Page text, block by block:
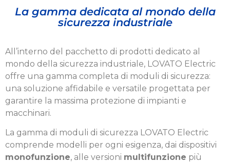
La gamma dedicata al mondo della
sicurezza industriale
All’interno del pacchetto di prodotti dedicato al
mondo della sicurezza industriale, LOVATO Electric
offre una gamma completa di moduli di sicurezza:
una soluzione affidabile e versatile progettata per
garantire la massima protezione di impianti e
macchinari.
La gamma di moduli di sicurezza LOVATO Electric
comprende modelli per ogni esigenza, dai dispositivi
monofunzione, alle versioni multifunzione più